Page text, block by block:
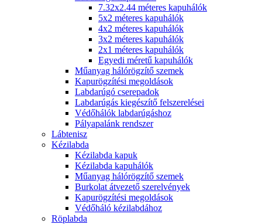
7.32x2.44 méteres kapuhálók
5x2 méteres kapuhálók
4x2 méteres kapuhálók
3x2 méteres kapuhálók
2x1 méteres kapuhálók
Egyedi méretű kapuhálók
Műanyag hálórögzítő szemek
Kapurögzítési megoldások
Labdarúgó cserepadok
Labdarúgás kiegészítő felszerelései
Védőhálók labdarúgáshoz
Pályapalánk rendszer
Lábtenisz
Kézilabda
Kézilabda kapuk
Kézilabda kapuhálók
Műanyag hálórögzítő szemek
Burkolat átvezető szerelvények
Kapurögzítési megoldások
Védőháló kézilabdához
Röplabda